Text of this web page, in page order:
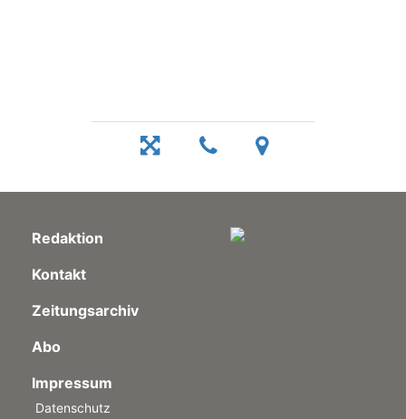
Redaktion
Kontakt
Zeitungsarchiv
Abo
Impressum
Datenschutz